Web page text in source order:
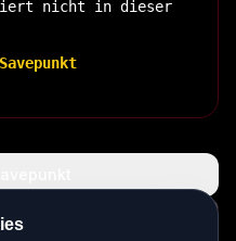
nicht in dieser
Basis